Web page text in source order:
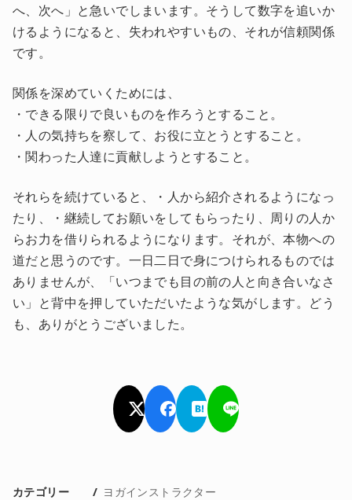
へ、次へ」と急いでしまいます。そうして数字を追いか
けるようになると、失われやすいもの、それが信頼関係
です。
関係を深めていくためには、
・できる限りで良いものを作ろうとすること。
・人の気持ちを察して、お役に立とうとすること。
・関わった人達に貢献しようとすること。
それらを続けていると、・人から紹介されるようになっ
たり、・継続してお願いをしてもらったり、周りの人か
らお力を借りられるようになります。それが、本物への
道だと思うのです。一日二日で身につけられるものでは
ありませんが、「いつまでも目の前の人と向き合いなさ
い」と背中を押していただいたような気がします。どう
も、ありがとうございました。
カテゴリー ヨガインストラクター